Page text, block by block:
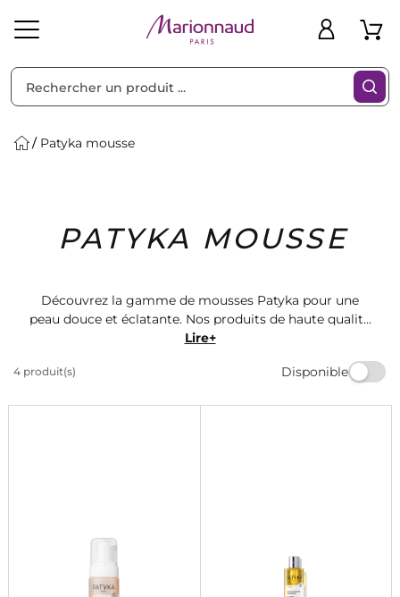
Solaire Homme Marques Idées
Cadeaux
Bons
Plans
Patyka mousse
PATYKA MOUSSE
Découvrez la gamme de mousses Patyka pour une
peau douce et éclatante. Nos produits de haute qualité
sont parfaits pour nettoyer et hydrater votre peau.
efficace avec les mousses Patyka disponibles chez
Lire+
4 produit(s) Disponible
Filtres